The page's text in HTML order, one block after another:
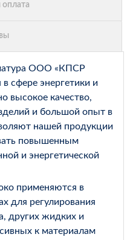
ООО «КПСР
сфере энергетики и
высокое качество,
и большой опыт в
нашей продукции
повышенным
и энергетической
применяются в
для регулирования
других жидких и
к материалам